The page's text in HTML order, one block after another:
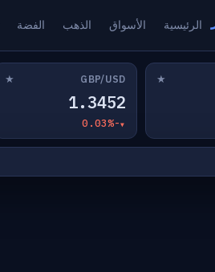
الرئيسية الأسواق الذهب الفضة
★
GBP/USD
★
1.3452
-0.03%